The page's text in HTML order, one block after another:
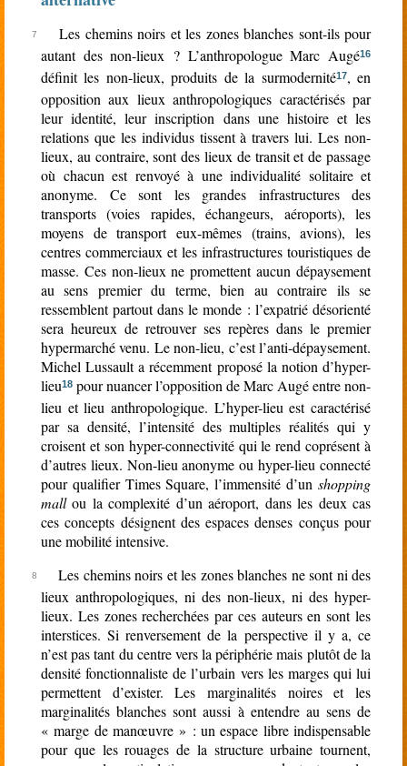
Les chemins noirs et les zones blanches sont-ils pour
autant des non-lieux ? L’anthropologue Marc Augé16
définit les non-lieux, produits de la surmodernité17, en
opposition aux lieux anthropologiques caractérisés par
leur identité, leur inscription dans une histoire et les
relations que les individus tissent à travers lui. Les non-
lieux, au contraire, sont des lieux de transit et de passage
où chacun est renvoyé à une individualité solitaire et
anonyme. Ce sont les grandes infrastructures des
transports (voies rapides, échangeurs, aéroports), les
moyens de transport eux-mêmes (trains, avions), les
centres commerciaux et les infrastructures touristiques de
masse. Ces non-lieux ne promettent aucun dépaysement
au sens premier du terme, bien au contraire ils se
ressemblent partout dans le monde : l’expatrié désorienté
sera heureux de retrouver ses repères dans le premier
hypermarché venu. Le non-lieu, c’est l’anti-dépaysement.
Michel Lussault a récemment proposé la notion d’hyper-
lieu18 pour nuancer l’opposition de Marc Augé entre non-
lieu et lieu anthropologique. L’hyper-lieu est caractérisé
par sa densité, l’intensité des multiples réalités qui y
croisent et son hyper-connectivité qui le rend coprésent à
d’autres lieux. Non-lieu anonyme ou hyper-lieu connecté
pour qualifier Times Square, l’immensité d’un shopping
mallou la complexité d’un aéroport, dans les deux cas
ces concepts désignent des espaces denses conçus pour
une mobilité intensive.
Les chemins noirs et les zones blanches ne sont ni des
lieux anthropologiques, ni des non-lieux, ni des hyper-
lieux. Les zones recherchées par ces auteurs en sont les
interstices. Si renversement de la perspective il y a, ce
n’est pas tant du centre vers la périphérie mais plutôt de la
densité fonctionnaliste de l’urbain vers les marges qui lui
permettent d’exister. Les marginalités noires et les
marginalités blanches sont aussi à entendre au sens de
« marge de manœuvre » : un espace libre indispensable
pour que les rouages de la structure urbaine tournent,